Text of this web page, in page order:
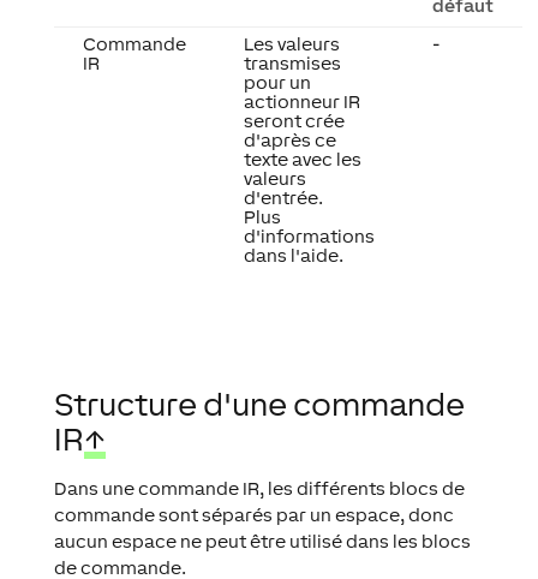
défaut
Commande
IR
Les valeurs
transmises
pour un
actionneur IR
seront crée
d'après ce
texte avec les
valeurs
d'entrée.
Plus
d'informations
dans l'aide.
-
Structure d'une commande
IR↑
Dans une commande IR, les différents blocs de
commande sont séparés par un espace, donc
aucun espace ne peut être utilisé dans les blocs
de commande.